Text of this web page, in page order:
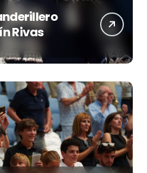
Rivas